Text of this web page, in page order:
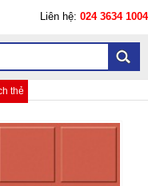
Liên hệ: 024 3634 1004
thẻ